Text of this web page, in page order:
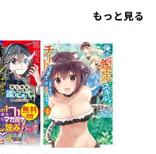
もっと見る